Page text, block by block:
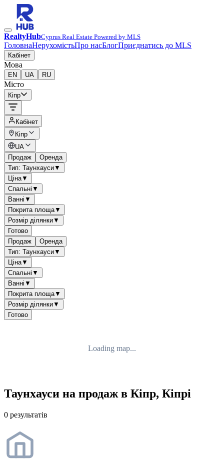
RealtyHubCyprus Real Estate Powered by MLS
ГоловнаНерухомістьПро насБлогПриєднатись до MLS
Кабінет
Мова
EN UA RU
Місто
Кіпр
Кабінет
Кіпр
UA
Продаж
Оренда
Тип: Таунхауси▼
Ціна▼
Спальні ▼
Ванні ▼
Покрита площа▼
Розмір ділянки▼
Готово
Продаж
Оренда
Тип: Таунхауси▼
Ціна▼
Спальні ▼
Ванні ▼
Покрита площа▼
Розмір ділянки▼
Готово
Loading map...
Таунхауси на продаж в Кіпр, Кіпрі
0 результатів